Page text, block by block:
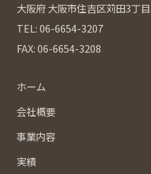
大阪府 大阪市住吉区苅田3丁
TEL:06-6654-3207
FAX: 06-6654-3208
ホーム
会社概要
事業内容
実績